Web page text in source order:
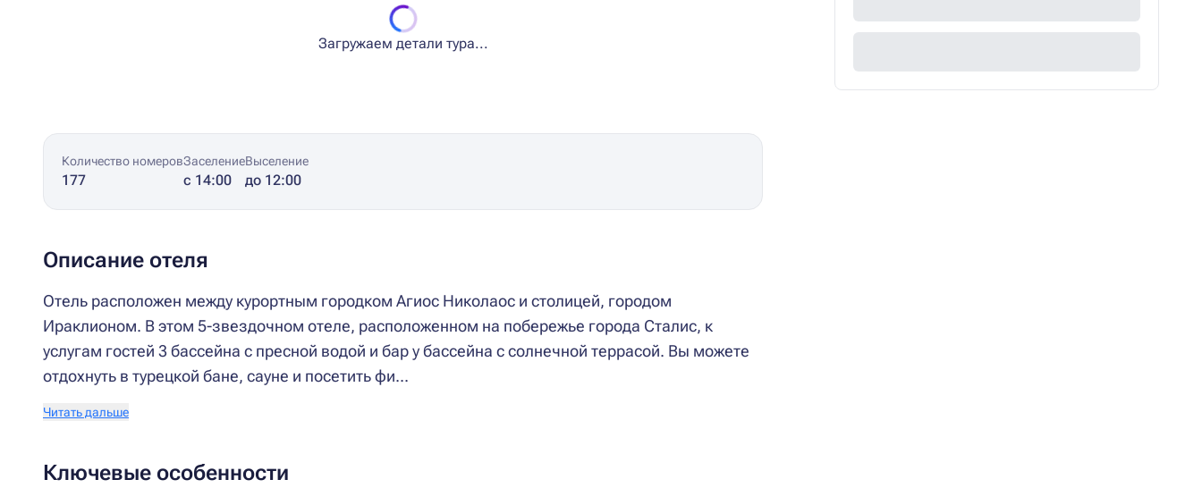
Загружаем детали тура...
Количество номеров
177
Заселение
с 14:00
Выселение
до 12:00
Описание отеля
Отель расположен между курортным городком Агиос Николаос и столицей, городом
Ираклионом. В этом 5-звездочном отеле, расположенном на побережье города Сталис, к
услугам гостей 3 бассейна с пресной водой и бар у бассейна с солнечной террасой. Вы можете
отдохнуть в турецкой бане, сауне и посетить фи...
Читать дальше
Ключевые особенности